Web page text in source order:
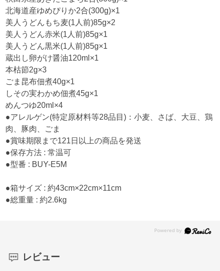
北海道産ゆめぴりか2合(300g)×1
美人うどんもち麦(1人前)85g×2
美人うどん赤米(1人前)85g×1
美人うどん黒米(1人前)85g×1
蔵出し卵がけ醤油120ml×1
本枯節2g×3
ごま昆布佃煮40g×1
しその実わかめ佃煮45g×1
めんつゆ20ml×4
●アレルゲン(特定原材料等28品目)：小麦、さば、大豆、鶏
肉、豚肉、ごま
●賞味期限まで121日以上の商品を発送
●保存方法 : 常温可
●型番 : BUY-E5M
●箱サイズ : 約43cm×22cm×11cm
●総重量 : 約2.6kg
レビュー